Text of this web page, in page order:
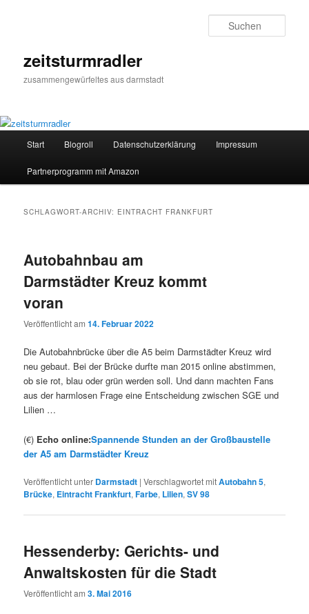
zeitsturmradler
zusammengewürfeltes aus darmstadt
Start Blogroll Datenschutzerklärung Impressum
Partnerprogramm mit Amazon
SCHLAGWORT-ARCHIV: EINTRACHT FRANKFURT
Autobahnbau am
Darmstädter Kreuz kommt
voran
Veröffentlicht am14. Februar 2022
Die Autobahnbrücke über die A5 beim Darmstädter Kreuz wird
neu gebaut. Bei der Brücke durfte man 2015 online abstimmen,
ob sie rot, blau oder grün werden soll. Und dann machten Fans
aus der harmlosen Frage eine Entscheidung zwischen SGE und
Lilien …
(€) Echo online:Spannende Stunden an der Großbaustelle
der A5 am Darmstädter Kreuz
Veröffentlicht unter Darmstadt |Verschlagwortet mitAutobahn 5,
Brücke, Eintracht Frankfurt,Farbe, Lilien,SV 98
Hessenderby: Gerichts- und
Anwaltskosten für die Stadt
Veröffentlicht am3. Mai 2016